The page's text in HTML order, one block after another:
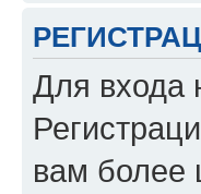
Для входа
вам более